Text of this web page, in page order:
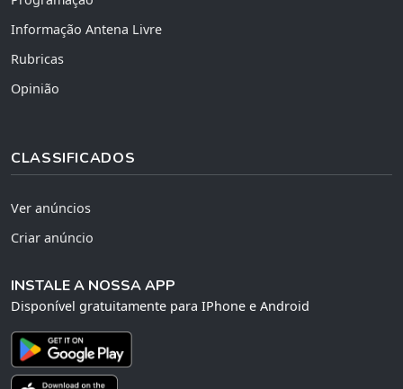
Informação Antena Livre
Rubricas
Opinião
CLASSIFICADOS
Ver anúncios
Criar anúncio
INSTALE A NOSSA APP
Disponível gratuitamente para IPhone e Android